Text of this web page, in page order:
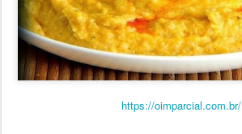
https://oimparcial.com.br/